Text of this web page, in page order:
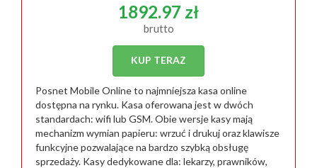
1892.97 zł
brutto
KUP TERAZ
Posnet Mobile Online to najmniejsza kasa online
dostępna na rynku. Kasa oferowana jest w dwóch
standardach: wifi lub GSM. Obie wersje kasy mają
mechanizm wymian papieru: wrzuć i drukuj oraz klawisze
funkcyjne pozwalające na bardzo szybką obsługę
sprzedaży. Kasy dedykowane dla: lekarzy, prawników,